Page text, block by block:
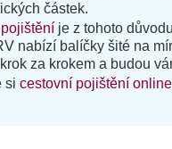
částek.
je z tohoto
nabízí balíčky šité na
za krokem a budou
si cestovní pojištění online